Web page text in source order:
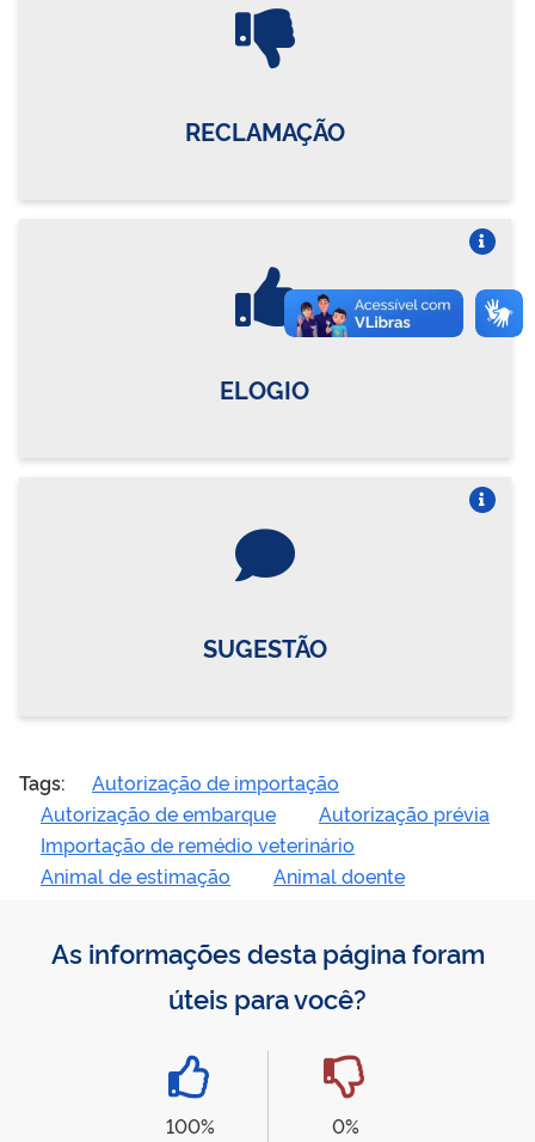
RECLAMAÇÃO
ELOGIO
SUGESTÃO
Tags:
Autorização de importação
Autorização de embarque
Autorização prévia
Importação de remédio veterinário
Animal de estimação
Animal doente
As informações desta página foram
úteis para você?
100%
0%